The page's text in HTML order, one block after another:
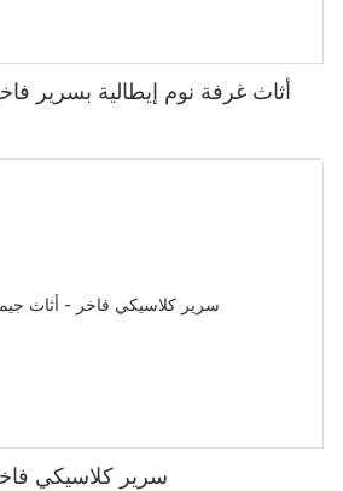
أثاث غرفة نوم إيطالية بسرير
سرير كلاسيكي